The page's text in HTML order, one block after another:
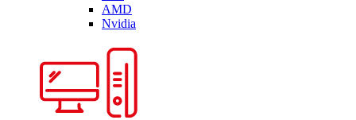
AMD
Nvidia